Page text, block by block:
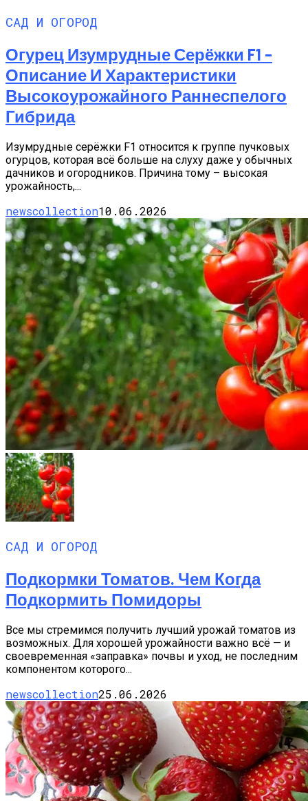
САД И ОГОРОД
Огурец Изумрудные Серёжки F1 –
Описание И Характеристики
Высокоурожайного Раннеспелого
Гибрида
Изумрудные серёжки F1 относится к группе пучковых
огурцов, которая всё больше на слуху даже у обычных
дачников и огородников. Причина тому – высокая
урожайность,...
newscollection10.06.2026
САД И ОГОРОД
Подкормки Томатов. Чем Когда
Подкормить Помидоры
Все мы стремимся получить лучший урожай томатов из
возможных. Для хорошей урожайности важно всё — и
своевременная «заправка» почвы и уход, не последним
компонентом которого...
newscollection25.06.2026